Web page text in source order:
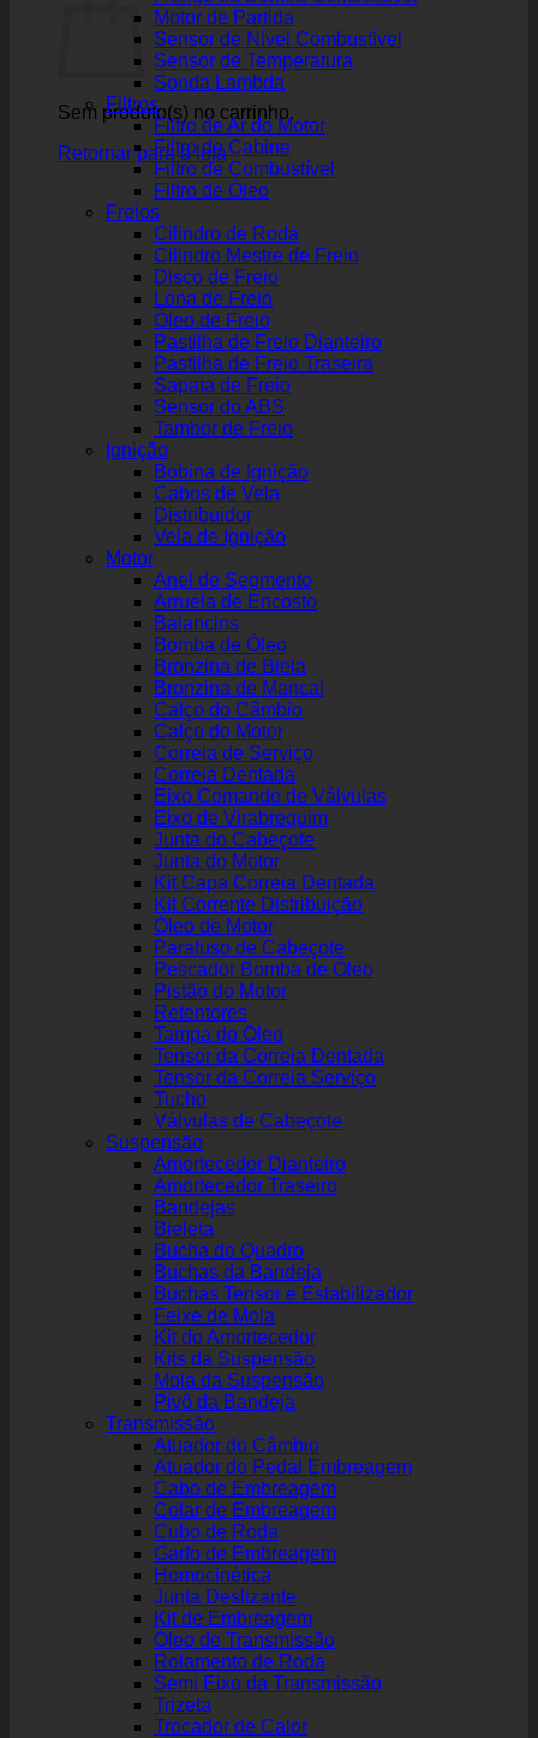
Sem produto(s) no carrinho.
Retornar para a loja
Motor de Partida
Sensor de Nível Combustível
Sensor de Temperatura
Sonda Lambda
Filtros
Filtro de Ar do Motor
Filtro de Cabine
Filtro de Combustível
Filtro de Óleo
Freios
Cilindro de Roda
Cilindro Mestre de Freio
Disco de Freio
Lona de Freio
Óleo de Freio
Pastilha de Freio Dianteiro
Pastilha de Freio Traseira
Sapata de Freio
Sensor do ABS
Tambor de Freio
Ignição
Bobina de Ignição
Cabos de Vela
Distribuidor
Vela de Ignição
Motor
Anel de Segmento
Arruela de Encosto
Balancins
Bomba de Óleo
Bronzina de Biela
Bronzina de Mancal
Calço do Câmbio
Calço do Motor
Correia de Serviço
Correia Dentada
Eixo Comando de Válvulas
Eixo de Virabrequim
Junta do Cabeçote
Junta do Motor
Kit Capa Correia Dentada
Kit Corrente Distribuição
Óleo de Motor
Parafuso de Cabeçote
Pescador Bomba de Óleo
Pistão do Motor
Retentores
Tampa do Óleo
Tensor da Correia Dentada
Tensor da Correia Serviço
Tucho
Válvulas de Cabeçote
Suspensão
Amortecedor Dianteiro
Amortecedor Traseiro
Bandejas
Bieleta
Bucha do Quadro
Buchas da Bandeja
Buchas Tensor e Estabilizador
Feixe de Mola
Kit do Amortecedor
Kits da Suspensão
Mola da Suspensão
Pivô da Bandeja
Transmissão
Atuador do Câmbio
Atuador do Pedal Embreagem
Cabo de Embreagem
Colar de Embreagem
Cubo de Roda
Garfo de Embreagem
Homocinética
Junta Deslizante
Kit de Embreagem
Óleo de Transmissão
Rolamento de Roda
Semi Eixo da Transmissão
Trizeta
Trocador de Calor